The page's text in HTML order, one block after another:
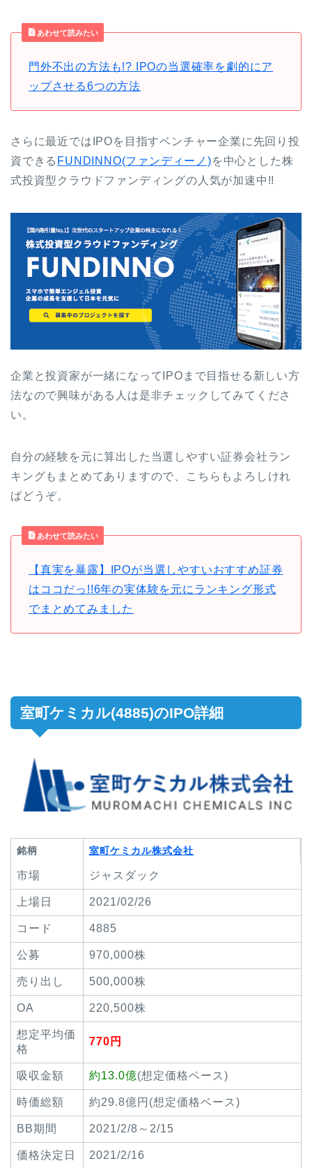
あわせて読みたい
門外不出の方法も!? IPOの当選確率を劇的にア
ップさせる6つの方法
さらに最近ではIPOを目指すベンチャー企業に先回り投
資できる FUNDINNO(ファンディーノ)を中心とした株
式投資型クラウドファンディングの人気が加速中!!
企業と投資家が一緒になってIPOまで目指せる新しい方
法なので興味がある人は是非チェックしてみてくださ
い。
自分の経験を元に算出した当選しやすい証券会社ラン
キングもまとめてありますので、こちらもよろしけれ
ばどうぞ。
あわせて読みたい
【真実を暴露】IPOが当選しやすいおすすめ証券
はココだっ!!6年の実体験を元にランキング形式
でまとめてみました
室町ケミカル(4885)のIPO詳細
銘柄 室町ケミカル株式会社
市場 ジャスダック
上場日 2021/02/26
コード 4885
公募 970,000株
売り出し 500,000株
OA 220,500株
想定平均価
格
770円
吸収金額 約13.0億(想定価格ベース)
時価総額 約29.8億円(想定価格ベース)
BB期間 2021/2/8～2/15
価格決定日 2021/2/16